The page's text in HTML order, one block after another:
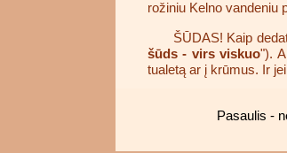
rožiniu Kelno vandeniu
ŠŪDAS! Kaip
šūds - virs viskuo").
tualetą ar į krūmus. Ir
Pasaulis -